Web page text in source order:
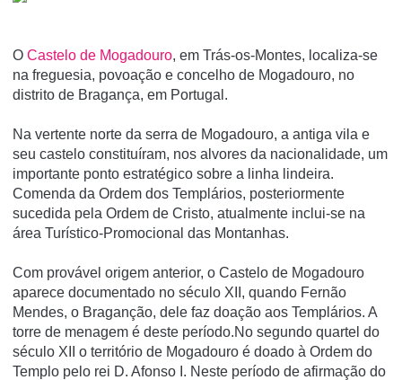
O Castelo de Mogadouro, em Trás-os-Montes, localiza-se
na freguesia, povoação e concelho de Mogadouro, no
distrito de Bragança, em Portugal.
Na vertente norte da serra de Mogadouro, a antiga vila e
seu castelo constituí­ram, nos alvores da nacionalidade, um
importante ponto estratégico sobre a linha lindeira.
Comenda da Ordem dos Templários, posteriormente
sucedida pela Ordem de Cristo, atualmente inclui-se na
área Turí­stico-Promocional das Montanhas.
Com provável origem anterior, o Castelo de Mogadouro
aparece documentado no século XII, quando Fernão
Mendes, o Braganção, dele faz doação aos Templários. A
torre de menagem é deste período.No segundo quartel do
século XII o território de Mogadouro é doado à Ordem do
Templo pelo rei D. Afonso I. Neste período de afirmação do